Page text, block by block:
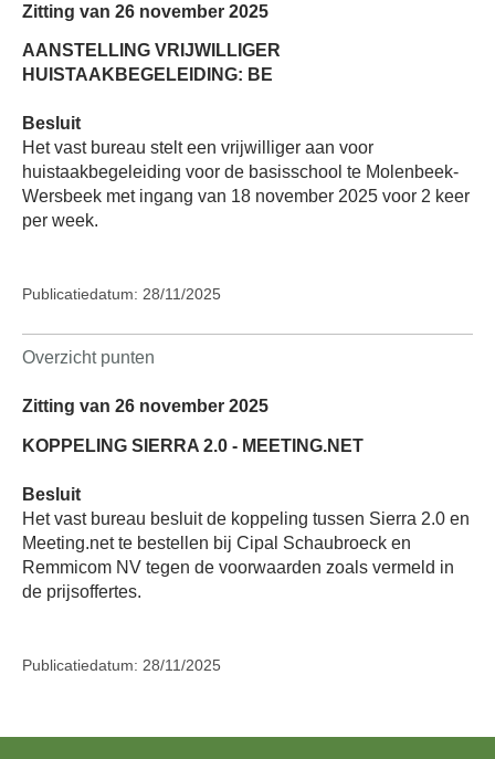
Zitting van 26 november 2025
AANSTELLING VRIJWILLIGER
HUISTAAKBEGELEIDING: BE
Besluit
Het vast bureau stelt een vrijwilliger aan voor
huistaakbegeleiding voor de basisschool te Molenbeek-
Wersbeek met ingang van 18 november 2025 voor 2 keer
per week.
Publicatiedatum: 28/11/2025
Overzicht punten
Zitting van 26 november 2025
KOPPELING SIERRA 2.0 - MEETING.NET
Besluit
Het vast bureau besluit de koppeling tussen Sierra 2.0 en
Meeting.net te bestellen bij Cipal Schaubroeck en
Remmicom NV tegen de voorwaarden zoals vermeld in
de prijsoffertes.
Publicatiedatum: 28/11/2025